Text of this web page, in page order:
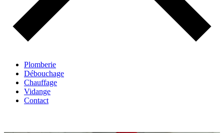
Plomberie
Débouchage
Chauffage
Vidange
Contact